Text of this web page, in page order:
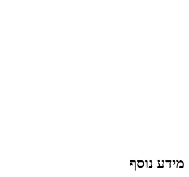
מידע נוסף